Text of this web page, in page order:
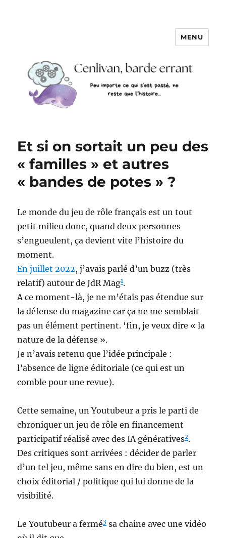
MENU
Et si on sortait un peu des
« familles » et autres
« bandes de potes » ?
Le monde du jeu de rôle français est un tout
petit milieu donc, quand deux personnes
s’engueulent, ça devient vite l’histoire du
moment.
En juillet 2022, j’avais parlé d’un buzz (très
relatif) autour de JdR Mag1.
A ce moment-là, je ne m’étais pas étendue sur
la défense du magazine car ça ne me semblait
pas un élément pertinent. ‘fin, je veux dire « la
nature de la défense ».
Je n’avais retenu que l’idée principale :
l’absence de ligne éditoriale (ce qui est un
comble pour une revue).
Cette semaine, un Youtubeur a pris le parti de
chroniquer un jeu de rôle en financement
participatif réalisé avec des IA génératives2.
Des critiques sont arrivées : décider de parler
d’un tel jeu, même sans en dire du bien, est un
choix éditorial / politique qui lui donne de la
visibilité.
Le Youtubeur a fermé3 sa chaine avec une vidéo